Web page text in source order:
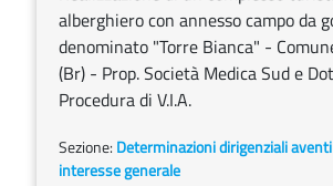
alberghiero con annesso campo da
denominato "Torre Bianca" -
(Br) - Prop. Società Medica Sud e
Procedura di V.I.A.
Sezione: Determinazioni dirigenziali
interesse generale